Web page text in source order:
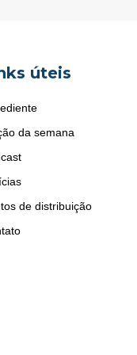
úteis
da semana
de distribuição